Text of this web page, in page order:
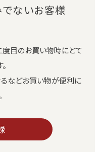
ないお客様
度目のお買い物時にとて
などお買い物が便利に